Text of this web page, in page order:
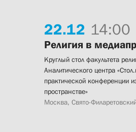
22.12 14:00
Религия в
Круглый стол факультета
Аналитического центра
практической конференции
пространстве»
Москва, Свято-